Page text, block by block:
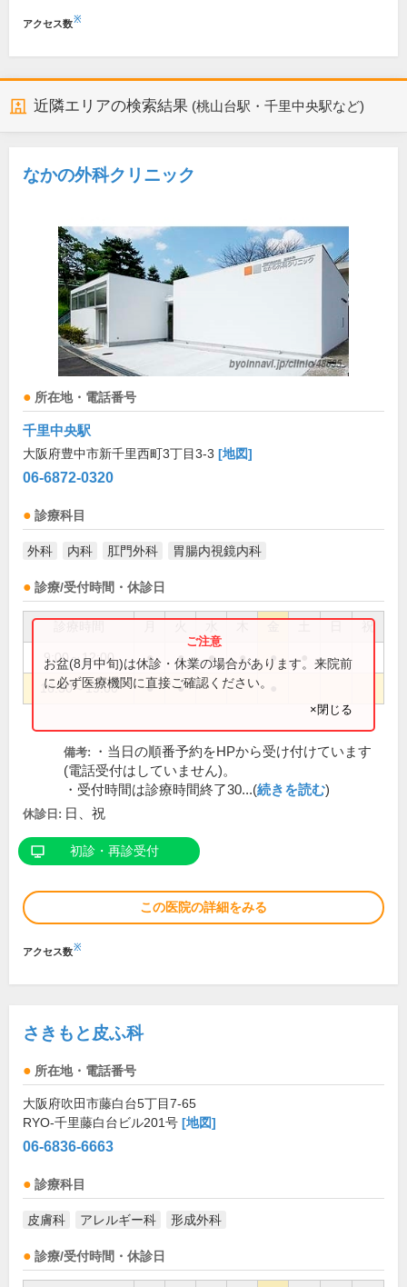
アクセス数※
近隣エリアの検索結果 (桃山台駅・千里中央駅など)
なかの外科クリニック
所在地・電話番号
千里中央駅
大阪府豊中市新千里西町3丁目3-3 [地図]
06-6872-0320
診療科目
外科 内科 肛門外科 胃腸内視鏡内科
診療/受付時間・休診日
祝
9:00～12:00 ● ● ● ● ●
16:30～19:00 ● ●
お盆(8月中旬)は休診・休業の場合があります。来院前
に必ず医療機関に直接ご確認ください。
×閉じる
備考:
・当日の順番予約をHPから受け付けています
(電話受付はしていません)。
・受付時間は診療時間終了30...(続きを読む)
休診日: 日、祝
初診・再診受付
この医院の詳細をみる
アクセス数※
さきもと皮ふ科
所在地・電話番号
大阪府吹田市藤白台5丁目7-65
RYO-千里藤白台ビル201号 [地図]
06-6836-6663
診療科目
皮膚科 アレルギー科 形成外科
診療/受付時間・休診日